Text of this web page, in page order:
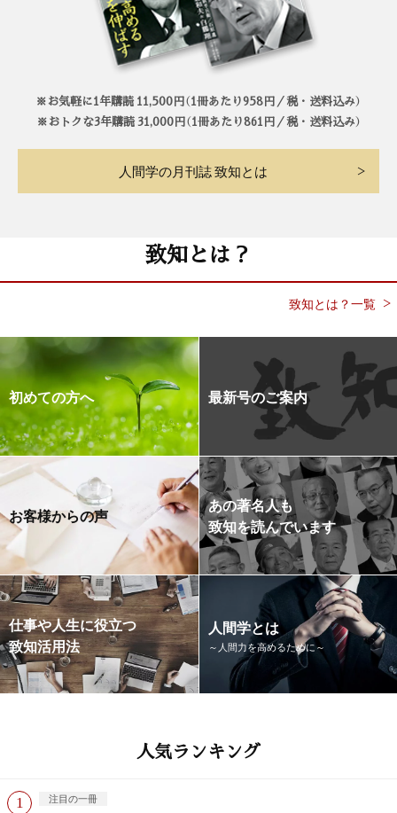
※お気軽に1年購読 11,500円（1冊あたり958円／税・送料込み）
※おトクな3年購読 31,000円（1冊あたり861円／税・送料込み）
人間学の月刊誌 致知とは
致知とは？
致知とは？一覧
初めての方へ 最新号のご案内
お客様からの声
あの著名人も
致知を読んでいます
仕事や人生に役立つ
致知活用法
人間学とは
～人間力を高めるために～
人気ランキング
注目の一冊